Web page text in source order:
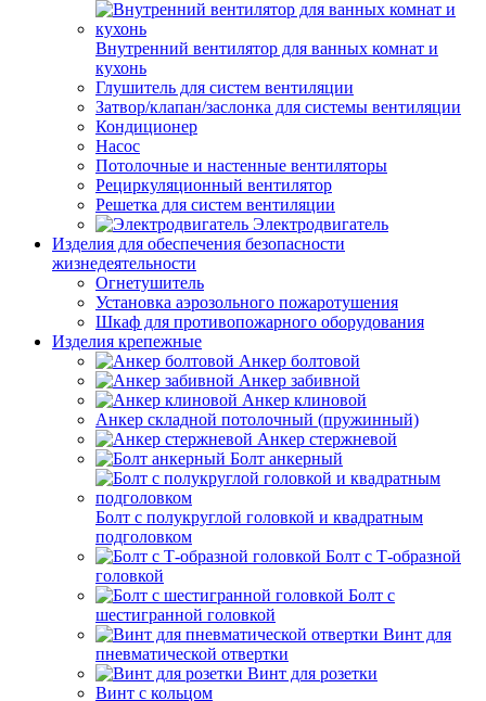
Внутренний вентилятор для ванных комнат и
кухонь
Глушитель для систем вентиляции
Затвор/клапан/заслонка для системы вентиляции
Кондиционер
Насос
Потолочные и настенные вентиляторы
Рециркуляционный вентилятор
Решетка для систем вентиляции
Электродвигатель
Изделия для обеспечения безопасности
жизнедеятельности
Огнетушитель
Установка аэрозольного пожаротушения
Шкаф для противопожарного оборудования
Изделия крепежные
Анкер болтовой
Анкер забивной
Анкер клиновой
Анкер складной потолочный (пружинный)
Анкер стержневой
Болт анкерный
Болт с полукруглой головкой и квадратным
подголовком
Болт с Т-образной
головкой
Болт с
шестигранной головкой
Винт для
пневматической отвертки
Винт для розетки
Винт с кольцом